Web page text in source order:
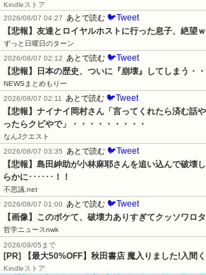
Kindleストア
2026/08/07 04:27
あとで読む 🐦Tweet
【悲報】友達とロイヤルホストに行った息子、絶望
ずっと日曜日のターン
2026/08/07 02:12
あとで読む 🐦Tweet
【悲報】日本の歴史、ついに『崩壊』してしまう・・
NEWSまとめもりー
2026/08/07 02:11
あとで読む 🐦Tweet
【悲報】ナイナイ岡村さん「言ってくれたら済む話
ったらクビやで」・・・・・・・・・
なんJクエスト
2026/08/07 03:35
あとで読む 🐦Tweet
【悲報】島田紳助が小林麻耶さんを追い込んで破壊
らかに･･････！！
不思議.net
2026/08/07 01:00
あとで読む 🐦Tweet
【画像】このボケて、破壊力ありすぎてクッソワロ
哲学ニュースnwk
2026/09/05まで
[PR] 【最大50%OFF】秋田書店 魔入りました!入間
Kindleストア